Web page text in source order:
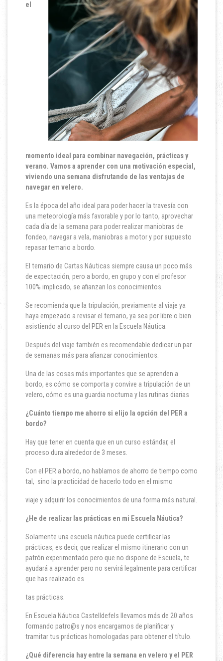
el
momento ideal para combinar navegación, prácticas y
verano. Vamos a aprender con una motivación especial,
viviendo una semana disfrutando de las ventajas de
navegar en velero.
Es la época del año ideal para poder hacer la travesía con
una meteorología más favorable y por lo tanto, aprovechar
cada día de la semana para poder realizar maniobras de
fondeo, navegar a vela, maniobras a motor y por supuesto
repasar temario a bordo.
El temario de Cartas Náuticas siempre causa un poco más
de expectación, pero a bordo, en grupo y con el profesor
100% implicado, se afianzan los conocimientos.
Se recomienda que la tripulación, previamente al viaje ya
haya empezado a revisar el temario, ya sea por libre o bien
asistiendo al curso del PER en la Escuela Náutica.
Después del viaje también es recomendable dedicar un par
de semanas más para afianzar conocimientos.
Una de las cosas más importantes que se aprenden a
bordo, es cómo se comporta y convive a tripulación de un
velero, cómo es una guardia nocturna y las rutinas diarias
¿Cuánto tiempo me ahorro si elijo la opción del PER a
bordo?
Hay que tener en cuenta que en un curso estándar, el
proceso dura alrededor de 3 meses.
Con el PER a bordo, no hablamos de ahorro de tiempo como
tal, sino la practicidad de hacerlo todo en el mismo
viaje y adquirir los conocimientos de una forma más natural.
¿He de realizar las prácticas en mi Escuela Náutica?
Solamente una escuela náutica puede certificar las
prácticas, es decir, que realizar el mismo itinerario con un
patrón experimentado pero que no dispone de Escuela, te
ayudará a aprender pero no servirá legalmente para certificar
que has realizado es
tas prácticas.
En Escuela Náutica Castelldefels llevamos más de 20 años
formando patro@s y nos encargamos de planificar y
tramitar tus prácticas homologadas para obtener el título.
¿Qué diferencia hay entre la semana en velero y el PER